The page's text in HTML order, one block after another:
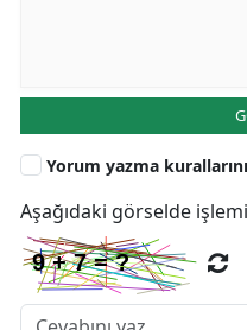
Yorum yazma kurallarını
Aşağıdaki görselde